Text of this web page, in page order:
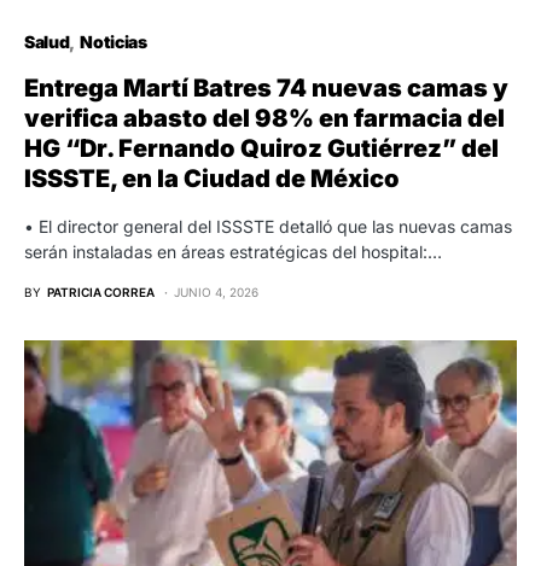
Salud Noticias
Entrega Martí Batres 74 nuevas camas y
verifica abasto del 98% en farmacia del
HG “Dr. Fernando Quiroz Gutiérrez” del
ISSSTE, en la Ciudad de México
• El director general del ISSSTE detalló que las nuevas camas
serán instaladas en áreas estratégicas del hospital:…
BY PATRICIA CORREA JUNIO 4, 2026